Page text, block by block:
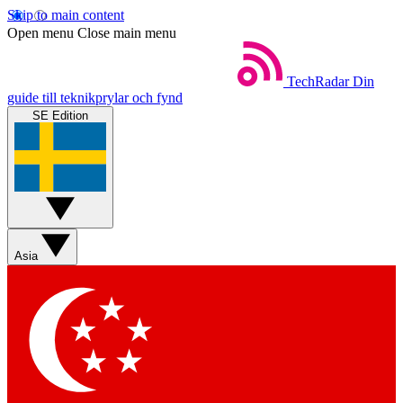
Skip to main content
Open menu Close main menu
TechRadar Din
guide till teknikprylar och fynd
SE Edition
Asia